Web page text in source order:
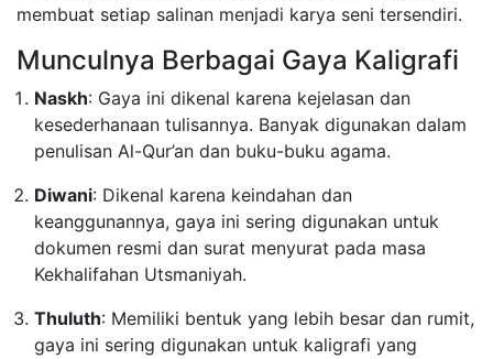
membuat setiap salinan menjadi karya seni tersendiri.
Munculnya Berbagai Gaya Kaligrafi
Naskh: Gaya ini dikenal karena kejelasan dan
kesederhanaan tulisannya. Banyak digunakan dalam
penulisan Al-Qur’an dan buku-buku agama.
Diwani: Dikenal karena keindahan dan
keanggunannya, gaya ini sering digunakan untuk
dokumen resmi dan surat menyurat pada masa
Kekhalifahan Utsmaniyah.
Thuluth: Memiliki bentuk yang lebih besar dan rumit,
gaya ini sering digunakan untuk kaligrafi yang